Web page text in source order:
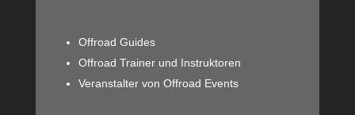
Offroad Guides
Offroad Trainer und Instruktoren
Veranstalter von Offroad Events